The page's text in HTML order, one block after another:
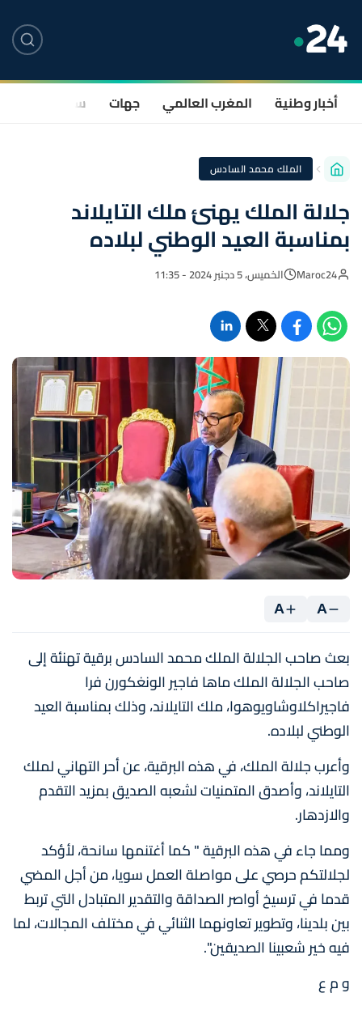
أخبار وطنية المغرب العالمي جهات سياسة
الملك محمد السادس
جلالة الملك يهنئ ملك التايلاند
بمناسبة العيد الوطني لبلاده
Maroc24 الخميس، 5 دجنبر 2024 - 11:35
A
A
بعث صاحب الجلالة الملك محمد السادس برقية تهنئة إلى
صاحب الجلالة الملك ماها فاجير الونغكورن فرا
فاجيراكلاوشاويوهوا، ملك التايلاند، وذلك بمناسبة العيد
الوطني لبلاده.
وأعرب جلالة الملك، في هذه البرقية، عن أحر التهاني لملك
التايلاند، وأصدق المتمنيات لشعبه الصديق بمزيد التقدم
والازدهار.
ومما جاء في هذه البرقية " كما أغتنمها سانحة، لأؤكد
لجلالتكم حرصي على مواصلة العمل سويا، من أجل المضي
قدما في ترسيخ أواصر الصداقة والتقدير المتبادل التي تربط
بين بلدينا، وتطوير تعاونهما الثنائي في مختلف المجالات، لما
فيه خير شعبينا الصديقين".
و م ع